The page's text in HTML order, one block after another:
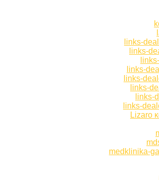
links-
links-
links-
links-
links-
links-
links-
Lizaro
medklinika-